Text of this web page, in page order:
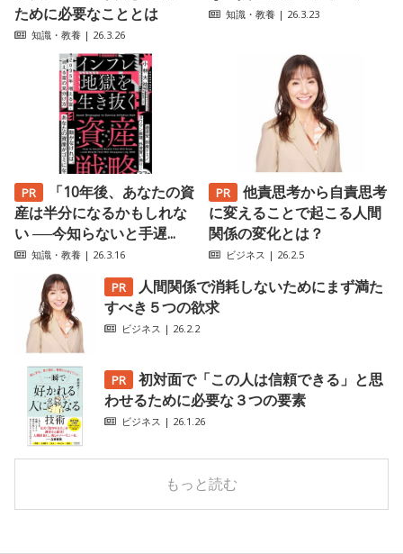
ために必要なこととは
知識・教養 | 26.3.26
知識・教養 | 26.3.23
「10年後、あなたの資
産は半分になるかもしれな
い ──今知らないと手遅...
知識・教養 | 26.3.16
他責思考から自責思考
に変えることで起こる人間
関係の変化とは？
ビジネス | 26.2.5
人間関係で消耗しないためにまず満た
すべき５つの欲求
ビジネス | 26.2.2
初対面で「この人は信頼できる」と思
わせるために必要な３つの要素
ビジネス | 26.1.26
もっと読む